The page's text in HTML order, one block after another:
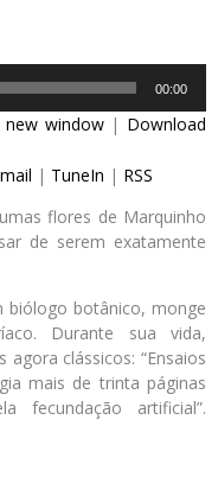
00:00
new window| Download
| TuneIn | RSS
flores de Marquinho
de serem exatamente
biólogo botânico, monge
Durante sua vida,
clássicos: “Ensaios
mais de trinta páginas
fecundação artificial”.